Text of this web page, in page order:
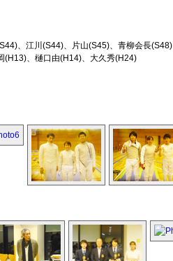
江川(S44) 片山(S45) 青柳会長(S48)
(H13) 樋口由(H14)
大久秀(H24)